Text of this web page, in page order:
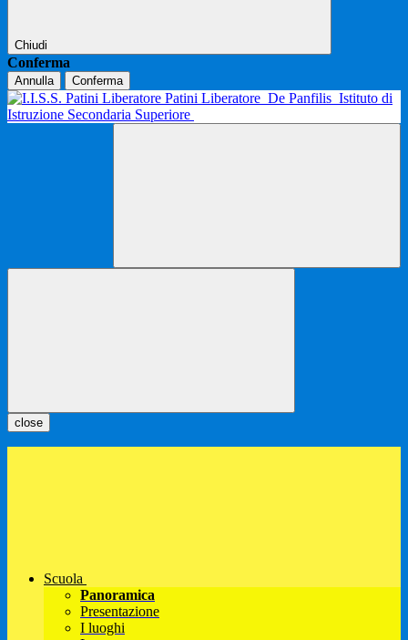
Chiudi
Conferma
Annulla Conferma
Patini Liberatore De Panfilis Istituto di
Istruzione Secondaria Superiore
close
Scuola
Panoramica
Presentazione
I luoghi